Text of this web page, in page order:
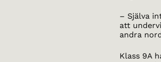
– Själva
att
andra
Klass 9A